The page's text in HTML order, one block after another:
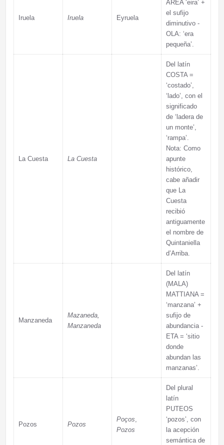
Iruela Iruela Eyruela
AREA ‘eira’ +
el sufijo
diminutivo -
OLA: ‘era
pequeña’.
La Cuesta La Cuesta
Del latín
COSTA =
‘costado’,
‘lado’, con el
significado
de ‘ladera de
un monte’,
‘rampa’.
Nota: Como
apunte
histórico,
cabe añadir
que La
Cuesta
recibió
antiguamente
el nombre de
Quintaniella
d’Arriba.
Manzaneda
Mazaneda,
Manzaneda
Del latín
(MALA)
MATTIANA =
‘manzana’ +
sufijo de
abundancia -
ETA = ‘sitio
donde
abundan las
manzanas’.
Pozos Pozos
Poços,
Pozos
Del plural
latín
PUTEOS
‘pozos’, con
la acepción
semántica de